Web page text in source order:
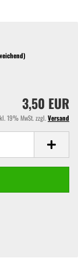
3,50 EUR
19% MwSt. zzgl.Versand